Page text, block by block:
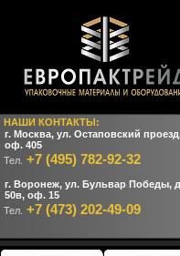
НАШИ КОНТАКТЫ:
г. Москва, ул. Остаповский
оф. 405
Тел. +7 (495) 782-92-32
г. Воронеж, ул. Бульвар Победы,
50в, оф. 15
Тел. +7 (473) 202-49-09